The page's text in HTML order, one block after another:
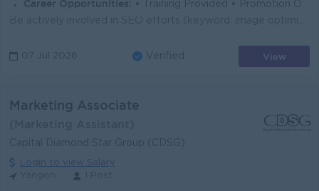
Career Opportunities:
• Training Provided • Promotion Opportunities • Management Potential
07 Jul 2026 Verified View
Marketing Associate
Capital Diamond Star Group (CDSG)
Login to view Salary